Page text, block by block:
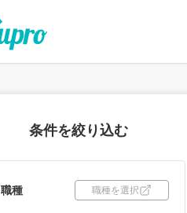
条件を絞り込む
職種 職種を選択